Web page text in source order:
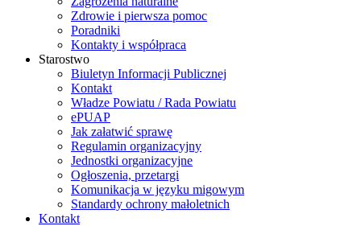
Zdrowie i pierwsza pomoc
Poradniki
Kontakty i współpraca
Starostwo
Biuletyn Informacji Publicznej
Kontakt
Władze Powiatu / Rada Powiatu
ePUAP
Jak załatwić sprawę
Regulamin organizacyjny
Jednostki organizacyjne
Ogłoszenia, przetargi
Komunikacja w języku migowym
Standardy ochrony małoletnich
Kontakt